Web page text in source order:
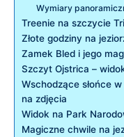
Wymiary
Treenie na szczycie
Złote godziny na
Zamek Bled i jego
Szczyt Ojstrica –
Wschodzące słońce
na zdjęcia
Widok na Park
Magiczne chwile na